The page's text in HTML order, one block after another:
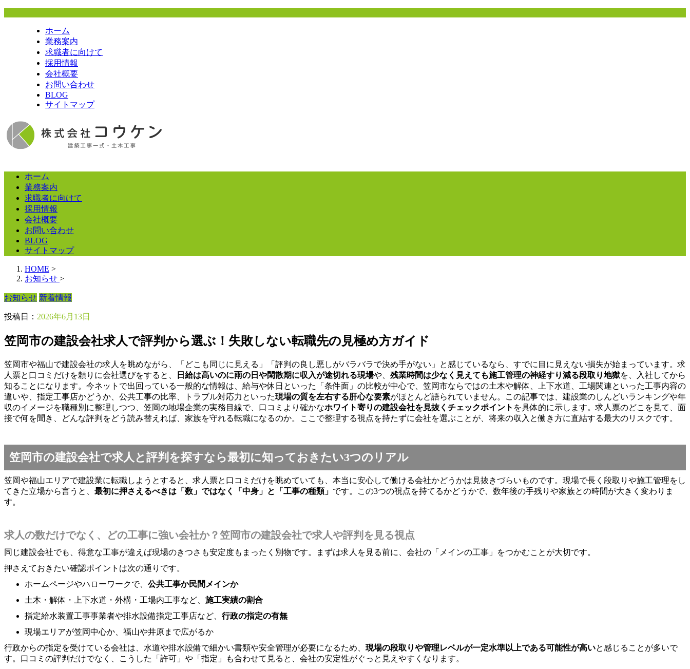
ホーム
業務案内
求職者に向けて
採用情報
会社概要
お問い合わせ
BLOG
サイトマップ
ホーム
業務案内
求職者に向けて
採用情報
会社概要
お問い合わせ
BLOG
サイトマップ
HOME >
お知らせ >
お知らせ 新着情報
投稿日： 2026年6月13日
笠岡市の建設会社求人で評判から選ぶ！失敗しない転職先の見極め方ガイド
笠岡市や福山で建設会社の求人を眺めながら、「どこも同じに見える」「評判の良し悪しがバラバラで決め手がない」と感じているなら、すでに目に見えない損失が始まっています。求
人票と口コミだけを頼りに会社選びをすると、
日給は高いのに雨の日や閑散期に収入が途切れる現場や、 残業時間は少なく見えても施工管理の神経すり減る段取り地獄を、入社してから
知ることになります。今ネットで出回っている一般的な情報は、給与や休日といった「条件面」の比較が中心で、笠岡市ならではの土木や解体、上下水道、工場関連といった工事内容の
違いや、指定工事店かどうか、公共工事の比率、トラブル対応力といった現場の質を左右する肝心な要素がほとんど語られていません。この記事では、建設業のしんどいランキングや年
収のイメージを職種別に整理しつつ、笠岡の地場企業の実務目線で、口コミより確かなホワイト寄りの建設会社を見抜くチェックポイント を具体的に示します。求人票のどこを見て、面
接で何を聞き、どんな評判をどう読み替えれば、家族を守れる転職になるのか。ここで整理する視点を持たずに会社を選ぶことが、将来の収入と働き方に直結する最大のリスクです。
笠岡市の建設会社で求人と評判を探すなら最初に知っておきたい3つのリアル
笠岡や福山エリアで建設業に転職しようとすると、求人票と口コミだけを眺めていても、本当に安心して働ける会社かどうかは見抜きづらいものです。現場で長く段取りや施工管理をし
てきた立場から言うと、 最初に押さえるべきは「数」ではなく「中身」と「工事の種類」 です。この3つの視点を持てるかどうかで、数年後の手残りや家族との時間が大きく変わりま
す。
求人の数だけでなく、どの工事に強い会社か？笠岡市の建設会社で求人や評判を見る視点
同じ建設会社でも、得意な工事が違えば現場のきつさも安定度もまったく別物です。まずは求人を見る前に、会社の「メインの工事」をつかむことが大切です。
押さえておきたい確認ポイントは次の通りです。
ホームページやハローワークで、 公共工事か民間メインか
土木・解体・上下水道・外構・工場内工事など、 施工実績の割合
指定給水装置工事事業者や排水設備指定工事店など、 行政の指定の有無
現場エリアが笠岡中心か、福山や井原まで広がるか
行政からの指定を受けている会社は、水道や排水設備で細かい書類や安全管理が必要になるため、 現場の段取りや管理レベルが一定水準以上である可能性が高いと感じることが多いで
す。口コミの評判だけでなく、こうした「許可」や「指定」も合わせて見ると、会社の安定性がぐっと見えやすくなります。